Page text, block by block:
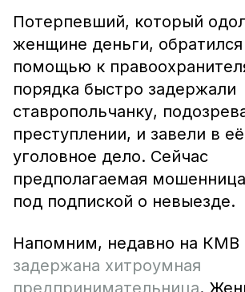
Потерпевший, который
женщине деньги, обратился
помощью к
порядка быстро задержали
ставропольчанку,
преступлении, и завели в
уголовное дело. Сейчас
предполагаемая
под подпиской о невыезде.
Напомним, недавно на КМВ
задержана хитроумная
предпринимательница.